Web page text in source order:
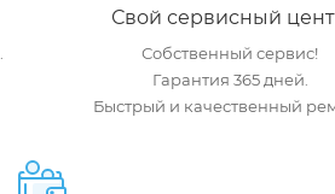
Свой сервисный
Собственный сервис!
Гарантия 365 дней.
Быстрый и качественный